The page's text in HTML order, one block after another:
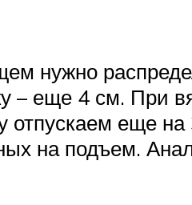
нужно
– еще 4 см. При
отпускаем еще
на подъем.